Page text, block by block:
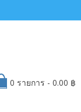
0 รายการ - 0.00 ฿